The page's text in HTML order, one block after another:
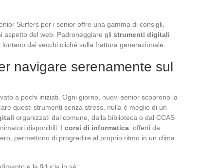
Surfers per i senior offre una gamma di consigli,
aspetto del web. Padroneggiare gli strumenti digitali
dai vecchi cliché sulla frattura generazionale.
navigare serenamente sul
a pochi iniziati. Ogni giorno, nuovi senior scoprono la
questi strumenti senza stress, nulla è meglio di un
organizzati dal comune, dalla biblioteca o dal CCAS
disponibili. I corsi di informatica , offerti da
permettono di progredire al proprio ritmo in un clima